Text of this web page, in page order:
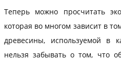
Теперь можно просчитать
которая во многом зависит в
древесины, используемой в
нельзя забывать о том, что